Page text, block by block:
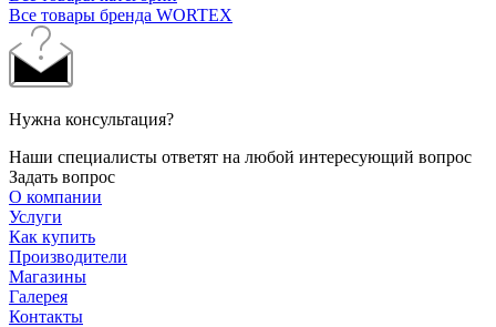
Все товары бренда WORTEX
Нужна консультация?
Наши специалисты ответят на любой интересующий вопрос
Задать вопрос
О компании
Услуги
Как купить
Производители
Магазины
Галерея
Контакты